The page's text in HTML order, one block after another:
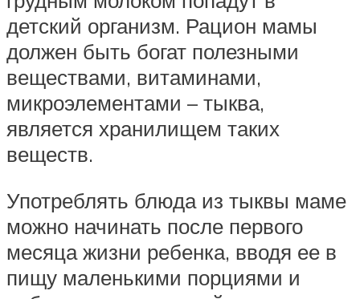
детский организм. Рацион мамы
должен быть богат полезными
веществами, витаминами,
микроэлементами – тыква,
является хранилищем таких
веществ.
Употреблять блюда из тыквы маме
можно начинать после первого
месяца жизни ребенка, вводя ее в
пищу маленькими порциями и